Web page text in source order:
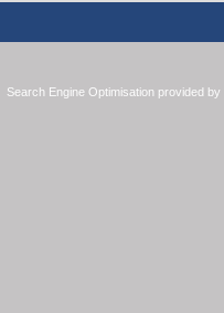
Search Engine Optimisation provided by